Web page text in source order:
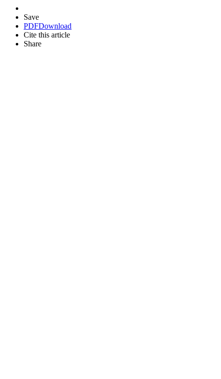
Save
PDFDownload
Cite this article
Share